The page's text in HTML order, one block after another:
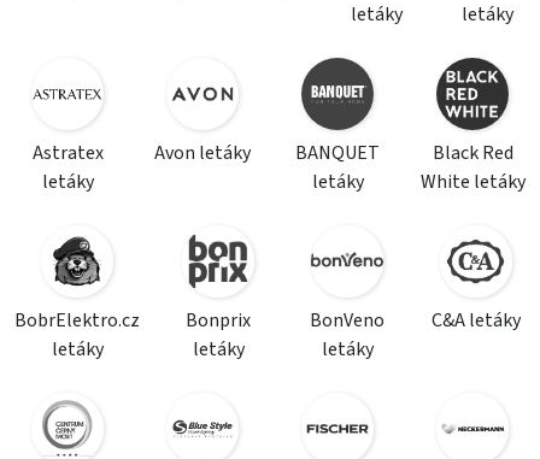
letáky
letáky
Astratex
letáky
Avon letáky
BANQUET
letáky
Black Red
White letáky
BobrElektro.cz
letáky
Bonprix
letáky
BonVeno
letáky
C&A letáky